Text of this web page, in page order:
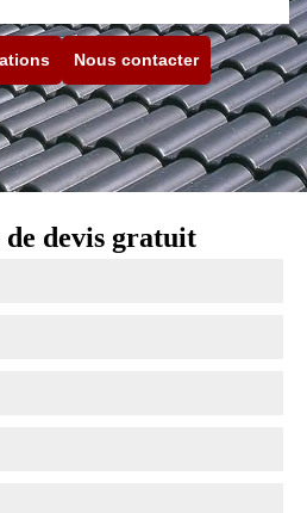
Nous contacter
de devis gratuit